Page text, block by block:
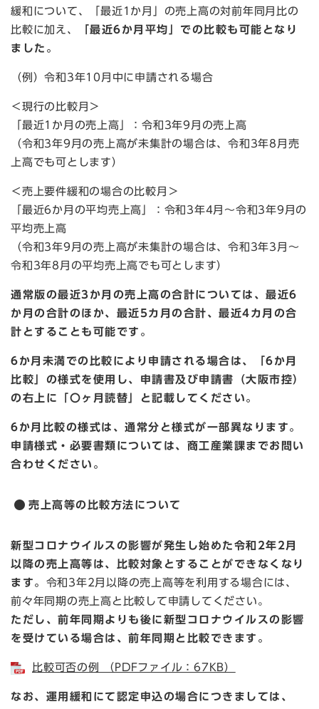
緩和について、「最近1か月」の売上高の対前年同月比の
比較に加え、
「最近6か月平均」での比較も可能となり
ました。
（例）令和3年10月中に申請される場合
＜現行の比較月＞
「最近1か月の売上高」：令和3年9月の売上高
（令和3年9月の売上高が未集計の場合は、令和3年8月売
上高でも可とします）
＜売上要件緩和の場合の比較月＞
「最近6か月の平均売上高」：令和3年4月～令和3年9月の
平均売上高
（令和3年9月の売上高が未集計の場合は、令和3年3月～
令和3年8月の平均売上高でも可とします）
通常版の最近3か月の売上高の合計については、最近6
か月の合計のほか、最近5カ月の合計、最近4カ月の合
計とすることも可能です。
6か月未満での比較により申請される場合は、「6か月
比較」の様式を使用し、申請書及び申請書（大阪市控）
の右上に「〇ヶ月読替」と記載してください。
6か月比較の様式は、通常分と様式が一部異なります。
申請様式・必要書類については、商工産業課までお問い
合わせください。
売上高等の比較方法について
新型コロナウイルスの影響が発生し始めた令和2年2月
以降の売上高等は、比較対象とすることができなくなり
ます。 令和3年2月以降の売上高等を利用する場合には、
前々年同期の売上高と比較して申請してください。
ただし、前年同期よりも後に新型コロナウイルスの影響
を受けている場合は、前年同期と比較できます。
比較可否の例 （PDFファイル：67KB）
なお、運用緩和にて認定申込の場合につきましては、